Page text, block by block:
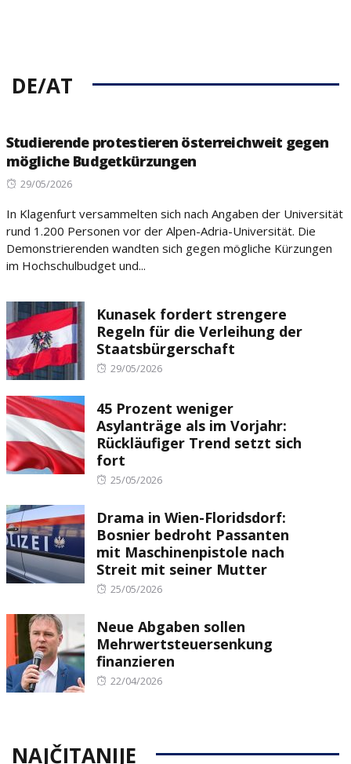
DE/AT
Studierende protestieren österreichweit gegen
mögliche Budgetkürzungen
Posted
29/05/2026
In Klagenfurt versammelten sich nach Angaben der Universität
rund 1.200 Personen vor der Alpen-Adria-Universität. Die
Demonstrierenden wandten sich gegen mögliche Kürzungen
im Hochschulbudget und...
Kunasek fordert strengere
Regeln für die Verleihung der
Staatsbürgerschaft
Posted
29/05/2026
45 Prozent weniger
Asylanträge als im Vorjahr:
Rückläufiger Trend setzt sich
fort
Posted
25/05/2026
Drama in Wien-Floridsdorf:
Bosnier bedroht Passanten
mit Maschinenpistole nach
Streit mit seiner Mutter
Posted
25/05/2026
Neue Abgaben sollen
Mehrwertsteuersenkung
finanzieren
Posted
22/04/2026
NAJČITANIJE